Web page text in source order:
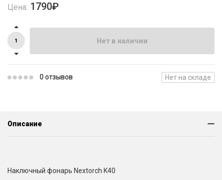
Цена: 1790₽
Нет в наличии
0 отзывов Нет на складе
Описание
Наключный фонарь Nextorch K40